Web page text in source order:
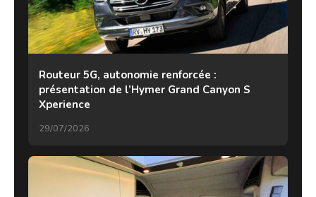
Routeur 5G, autonomie renforcée :
présentation de l’Hymer Grand Canyon S
Xperience
29/07/2026